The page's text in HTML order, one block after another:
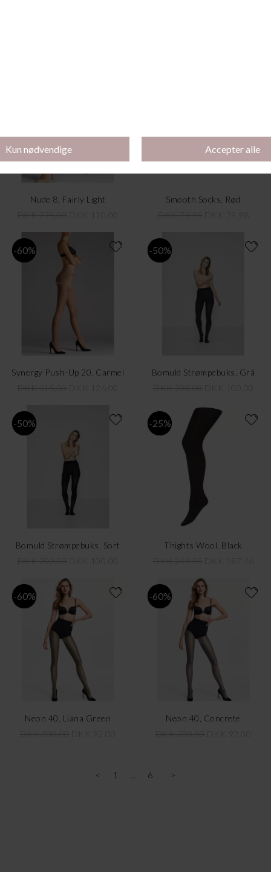
Nude 8, Fairly Light
Smooth Socks, Rød
-60%
Synergy Push-Up 20, Carmel
-50%
Bomuld Strømpebuks, Grå
-50%
Bomuld Strømpebuks, Sort
-25%
Thights Wool, Black
-60%
Neon 40, Liana Green
-60%
Neon 40, Concrete
< 1 6 >